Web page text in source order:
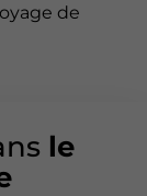
de
le